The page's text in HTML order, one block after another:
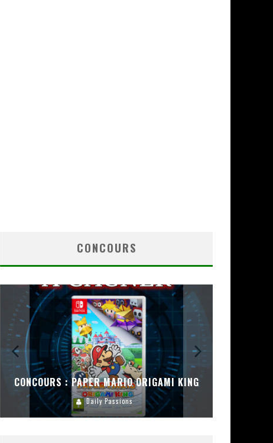
CONCOURS
CONCOURS : PAPER MARIO ORIGAMI KING
Daily Passions